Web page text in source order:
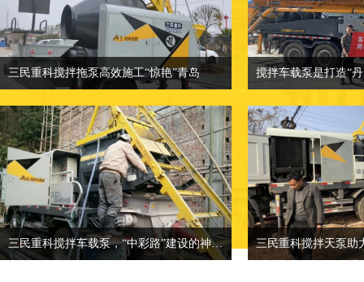
三民重科搅拌拖泵高效施工“惊艳”青岛
三民重科搅拌拖泵高效施工“惊艳”青岛
相关介绍：小型混凝土泵车-混凝土输送
泵厂家
价格面议：小型混凝土泵车价格
地点：客户产品案例分类
相关介绍：小型混
价格面议：也可来
地点：客户产品案
三民重科搅拌车载泵，“中彩路”建设的神秘武器 三民重科搅拌天泵助